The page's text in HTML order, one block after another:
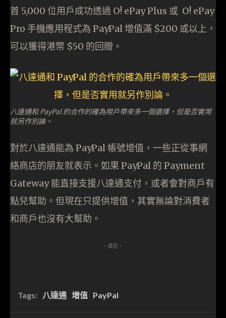
首 5,000 位用戶成功透過 O! ePay Plus 或 O! ePay
Pro 手機應用程式為 PayPal 增值滿 $200 或以上，
可以獲得港幣 $50 的回贈。
八達通和 PayPal 的合作的確為用戶帶來多一個選擇，但是否實用
就另作別論。
對於八達通能為 PayPal 帳號增值，一些正從事網
絡商店的朋友就表示。如果 PayPal 的 Payment
Gateway 能直接支援八達通支付，或者會對商戶有
點兒幫助。但現在只提供增值，其實無論對消費者
和商戶也沒有大幫助。
- 廣告 -
Tags: 八達通 增值 PayPal